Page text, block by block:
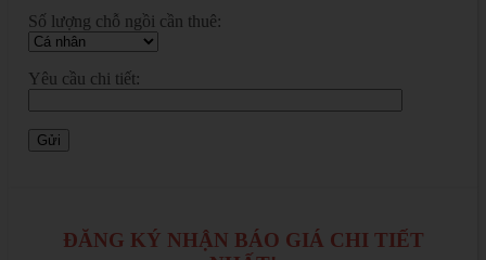
Số lượng chỗ ngồi cần thuê:
Yêu cầu chi tiết:
ĐĂNG KÝ NHẬN BÁO GIÁ CHI TIẾT